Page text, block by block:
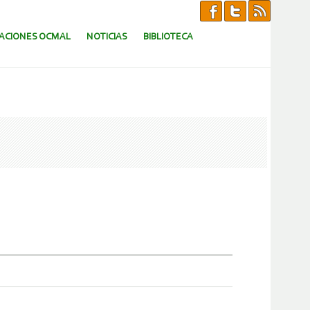
OCMAL NOTICIAS BIBLIOTECA